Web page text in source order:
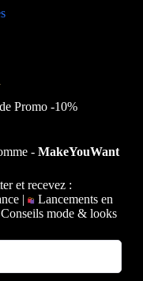
Promo -10%
-MakeYouWant
et recevez :
|
Lancements en
Conseils mode & looks